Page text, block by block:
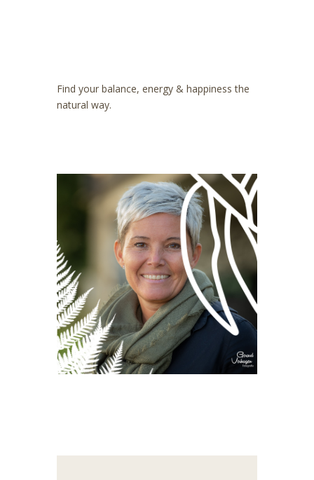
Find your balance, energy & happiness the
natural way.